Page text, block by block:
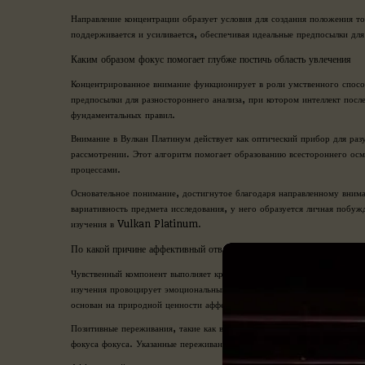
Направление концентрации образует условия для создания положения
поддерживается и усиливается, обеспечивая идеальные предпосылки
Каким образом фокус помогает глубже постичь область увлечения
Концентрированное внимание функционирует в роли умственного
предпосылки для разностороннего анализа, при котором интеллект
фундаментальных правил.
Внимание в Вулкан Платинум действует как оптический прибор для
рассмотрении. Этот алгоритм помогает образованию всестороннего
процессами.
Основательное понимание, достигнутое благодаря направленному
вариативность предмета исследования, у него образуется личная
изучения в Vulkan Platinum.
По какой причине аффективный ответ сохраняет фокус
Чувственный компонент выполняет критически важную роль в
изучения провоцирует эмоциональный отклик, активизируются
основан на природной ценности аффективно ценной сведений для
Позитивные переживания, такие как восторг, ошеломление или
фокуса фокуса. Указанные переживания указывают мозгу о